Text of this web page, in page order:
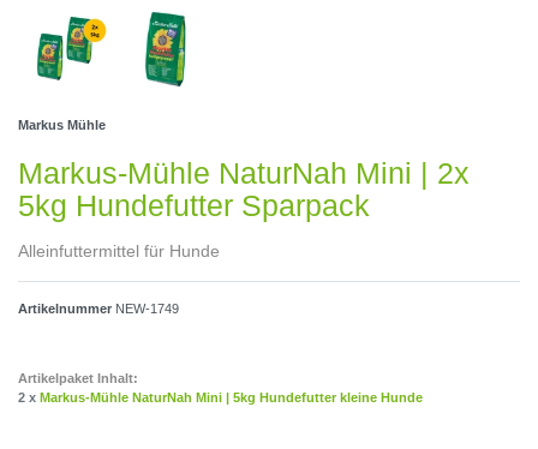
Markus Mühle
Markus-Mühle NaturNah Mini | 2x
5kg Hundefutter Sparpack
Alleinfuttermittel für Hunde
Artikelnummer NEW-1749
Artikelpaket Inhalt:
2 x Markus-Mühle NaturNah Mini | 5kg Hundefutter kleine Hunde